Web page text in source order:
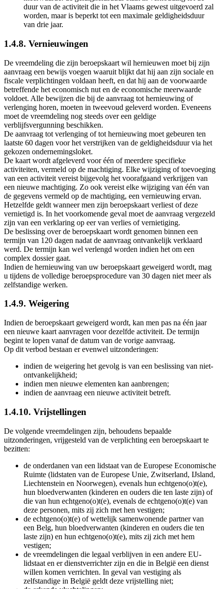
duur van de activiteit die in het Vlaams gewest uitgevoerd zal
worden, maar is beperkt tot een maximale geldigheidsduur
van drie jaar.
1.4.8. Vernieuwingen
De vreemdeling die zijn beroepskaart wil hernieuwen moet bij zijn
aanvraag een bewijs voegen waaruit blijkt dat hij aan zijn sociale en
fiscale verplichtingen voldaan heeft, en dat hij aan de voorwaarde
betreffende het economisch nut en de economische meerwaarde
voldoet. Alle bewijzen die bij de aanvraag tot hernieuwing of
verlenging horen, moeten in tweevoud geleverd worden. Eveneens
moet de vreemdeling nog steeds over een geldige
verblijfsvergunning beschikken.
De aanvraag tot verlenging of tot hernieuwing moet gebeuren ten
laatste 60 dagen voor het verstrijken van de geldigheidsduur via het
gekozen ondernemingsloket.
De kaart wordt afgeleverd voor één of meerdere specifieke
activiteiten, vermeld op de machtiging. Elke wijziging of toevoeging
van een activiteit vereist bijgevolg het voorafgaand verkrijgen van
een nieuwe machtiging. Zo ook vereist elke wijziging van één van
de gegevens vermeld op de machtiging, een vernieuwing ervan.
Hetzelfde geldt wanneer men zijn beroepskaart verliest of deze
vernietigd is. In het voorkomende geval moet de aanvraag vergezeld
zijn van een verklaring op eer van verlies of vernietiging.
De beslissing over de beroepskaart wordt genomen binnen een
termijn van 120 dagen nadat de aanvraag ontvankelijk verklaard
werd. De termijn kan wel verlengd worden indien het om een
complex dossier gaat.
Indien de hernieuwing van uw beroepskaart geweigerd wordt, mag
u tijdens de volledige beroepsprocedure van 30 dagen niet meer als
zelfstandige werken.
1.4.9. Weigering
Indien de beroepskaart geweigerd wordt, kan men pas na één jaar
een nieuwe kaart aanvragen voor dezelfde activiteit. De termijn
begint te lopen vanaf de datum van de vorige aanvraag.
Op dit verbod bestaan er evenwel uitzonderingen:
indien de weigering het gevolg is van een beslissing van niet-
ontvankelijkheid;
indien men nieuwe elementen kan aanbrengen;
indien de aanvraag een nieuwe activiteit betreft.
1.4.10. Vrijstellingen
De volgende vreemdelingen zijn, behoudens bepaalde
uitzonderingen, vrijgesteld van de verplichting een beroepskaart te
bezitten:
de onderdanen van een lidstaat van de Europese Economische
Ruimte (lidstaten van de Europese Unie, Zwitserland, IJsland,
Liechtenstein en Noorwegen), evenals hun echtgeno(o)t(e),
hun bloedverwanten (kinderen en ouders die ten laste zijn) of
die van hun echtgeno(o)t(e), evenals de echtgeno(o)t(e) van
deze personen, mits zij zich met hen vestigen;
de echtgeno(o)t(e) of wettelijk samenwonende partner van
een Belg, hun bloedverwanten (kinderen en ouders die ten
laste zijn) en hun echtgeno(o)t(e), mits zij zich met hem
vestigen;
de vreemdelingen die legaal verblijven in een andere EU-
lidstaat en er dienstverrichter zijn en die in België een dienst
willen komen verrichten. In geval van vestiging als
zelfstandige in België geldt deze vrijstelling niet;